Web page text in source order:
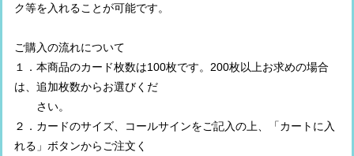
ク等を入れることが可能です。
ご購入の流れについて
１．本商品のカード枚数は100枚です。200枚以上お求めの場合
は、追加枚数からお選びくだ
さい。
２．カードのサイズ、コールサインをご記入の上、「カートに入
れる」ボタンからご注文く